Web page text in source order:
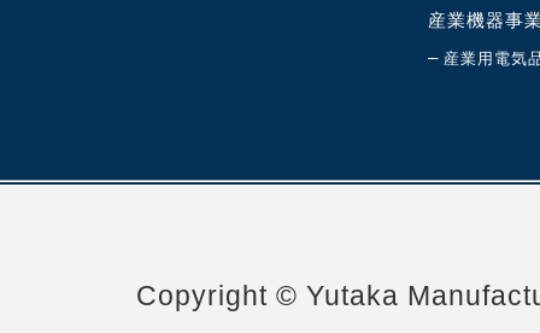
産業機器事
– 産業用電気
Copyright © Yutaka